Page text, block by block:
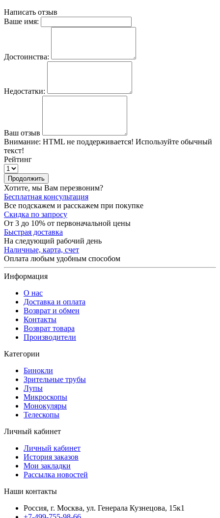
Написать отзыв
Ваше имя:
Достоинства:
Недостатки:
Ваш отзыв
Внимание: HTML не поддерживается! Используйте обычный
текст!
Рейтинг
Продолжить
Хотите, мы Вам перезвоним?
Бесплатная консультация
Все подскажем и расскажем при покупке
Скидка по запросу
От 3 до 10% от первоначальной цены
Быстрая доставка
На следующий рабочий день
Наличные, карта, счет
Оплата любым удобным способом
Информация
О нас
Доставка и оплата
Возврат и обмен
Контакты
Возврат товара
Производители
Категории
Бинокли
Зрительные трубы
Лупы
Микроскопы
Монокуляры
Телескопы
Личный кабинет
Личный кабинет
История заказов
Мои закладки
Рассылка новостей
Наши контакты
Россия, г. Москва, ул. Генерала Кузнецова, 15к1